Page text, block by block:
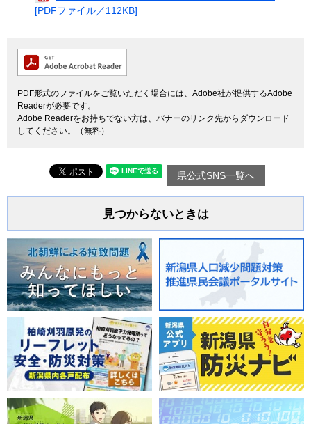
[PDFファイル／112KB]
PDF形式のファイルをご覧いただく場合には、Adobe社が提供するAdobe
Readerが必要です。
Adobe Readerをお持ちでない方は、バナーのリンク先からダウンロード
してください。（無料）
県公式SNS一覧へ
見つからないときは